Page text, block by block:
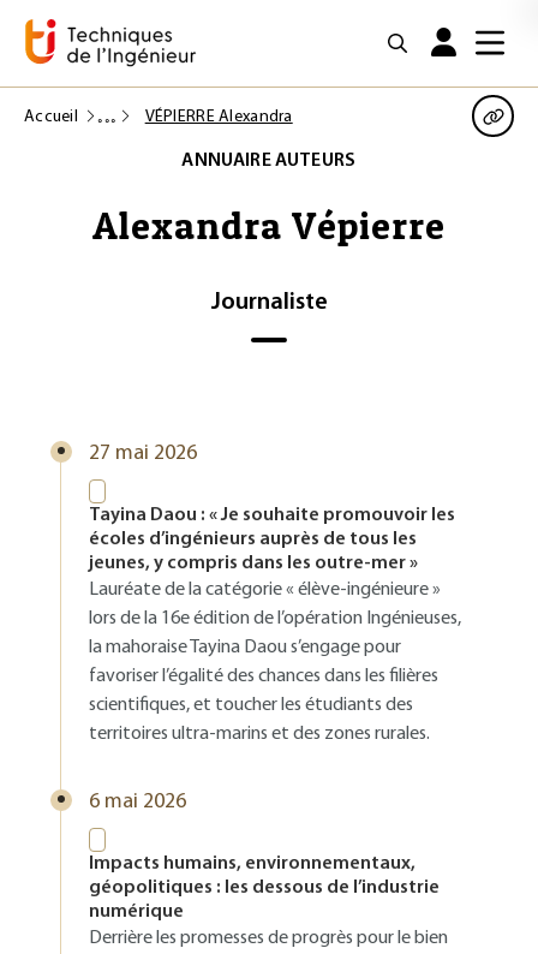
Accueil VÉPIERRE Alexandra
ANNUAIRE AUTEURS
Alexandra Vépierre
Journaliste
27 mai 2026
Tayina Daou : « Je souhaite promouvoir les
écoles d’ingénieurs auprès de tous les
jeunes, y compris dans les outre-mer »
Lauréate de la catégorie « élève-ingénieure »
lors de la 16e édition de l’opération Ingénieuses,
la mahoraise Tayina Daou s’engage pour
favoriser l’égalité des chances dans les filières
scientifiques, et toucher les étudiants des
territoires ultra-marins et des zones rurales.
6 mai 2026
Impacts humains, environnementaux,
géopolitiques : les dessous de l’industrie
numérique
Derrière les promesses de progrès pour le bien